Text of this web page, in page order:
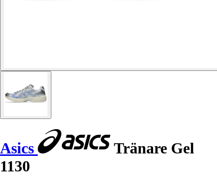
Asics
Tränare Gel
1130